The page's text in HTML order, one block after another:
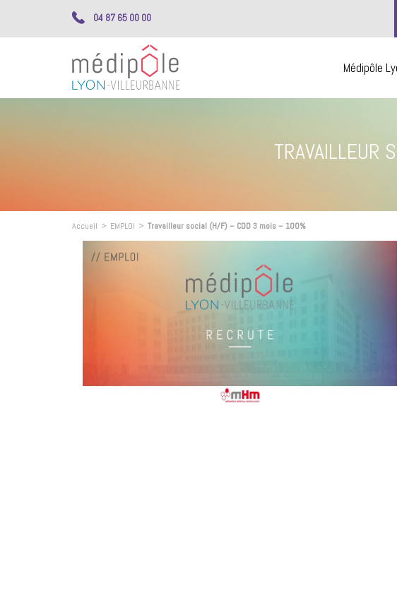
04 87 65 00 00
Médipôle
TRAVAILLEUR
Accueil > EMPLOI > Travailleur social (H/F) – CDD 3 mois – 100%